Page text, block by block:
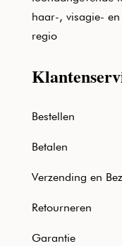
haar-, visagie-
regio
Bestellen
Betalen
Verzending en
Retourneren
Garantie